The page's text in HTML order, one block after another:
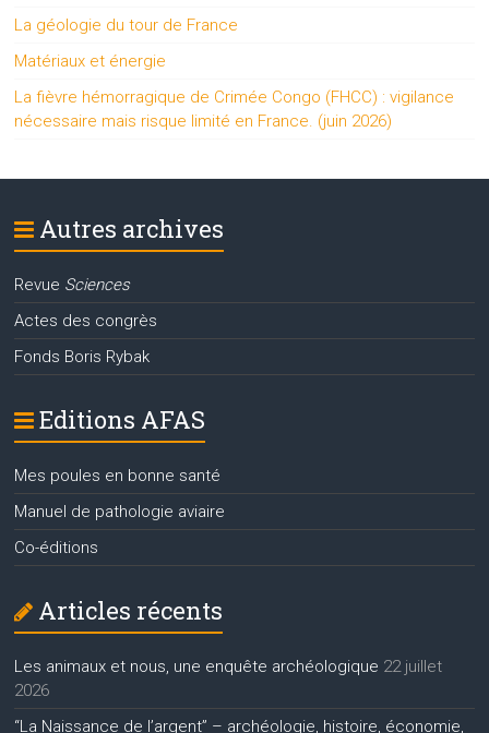
La géologie du tour de France
Matériaux et énergie
La fièvre hémorragique de Crimée Congo (FHCC) : vigilance
nécessaire mais risque limité en France. (juin 2026)
Autres archives
Revue Sciences
Actes des congrès
Fonds Boris Rybak
Editions AFAS
Mes poules en bonne santé
Manuel de pathologie aviaire
Co-éditions
Articles récents
Les animaux et nous, une enquête archéologique 22 juillet
2026
“La Naissance de l’argent” – archéologie, histoire, économie,